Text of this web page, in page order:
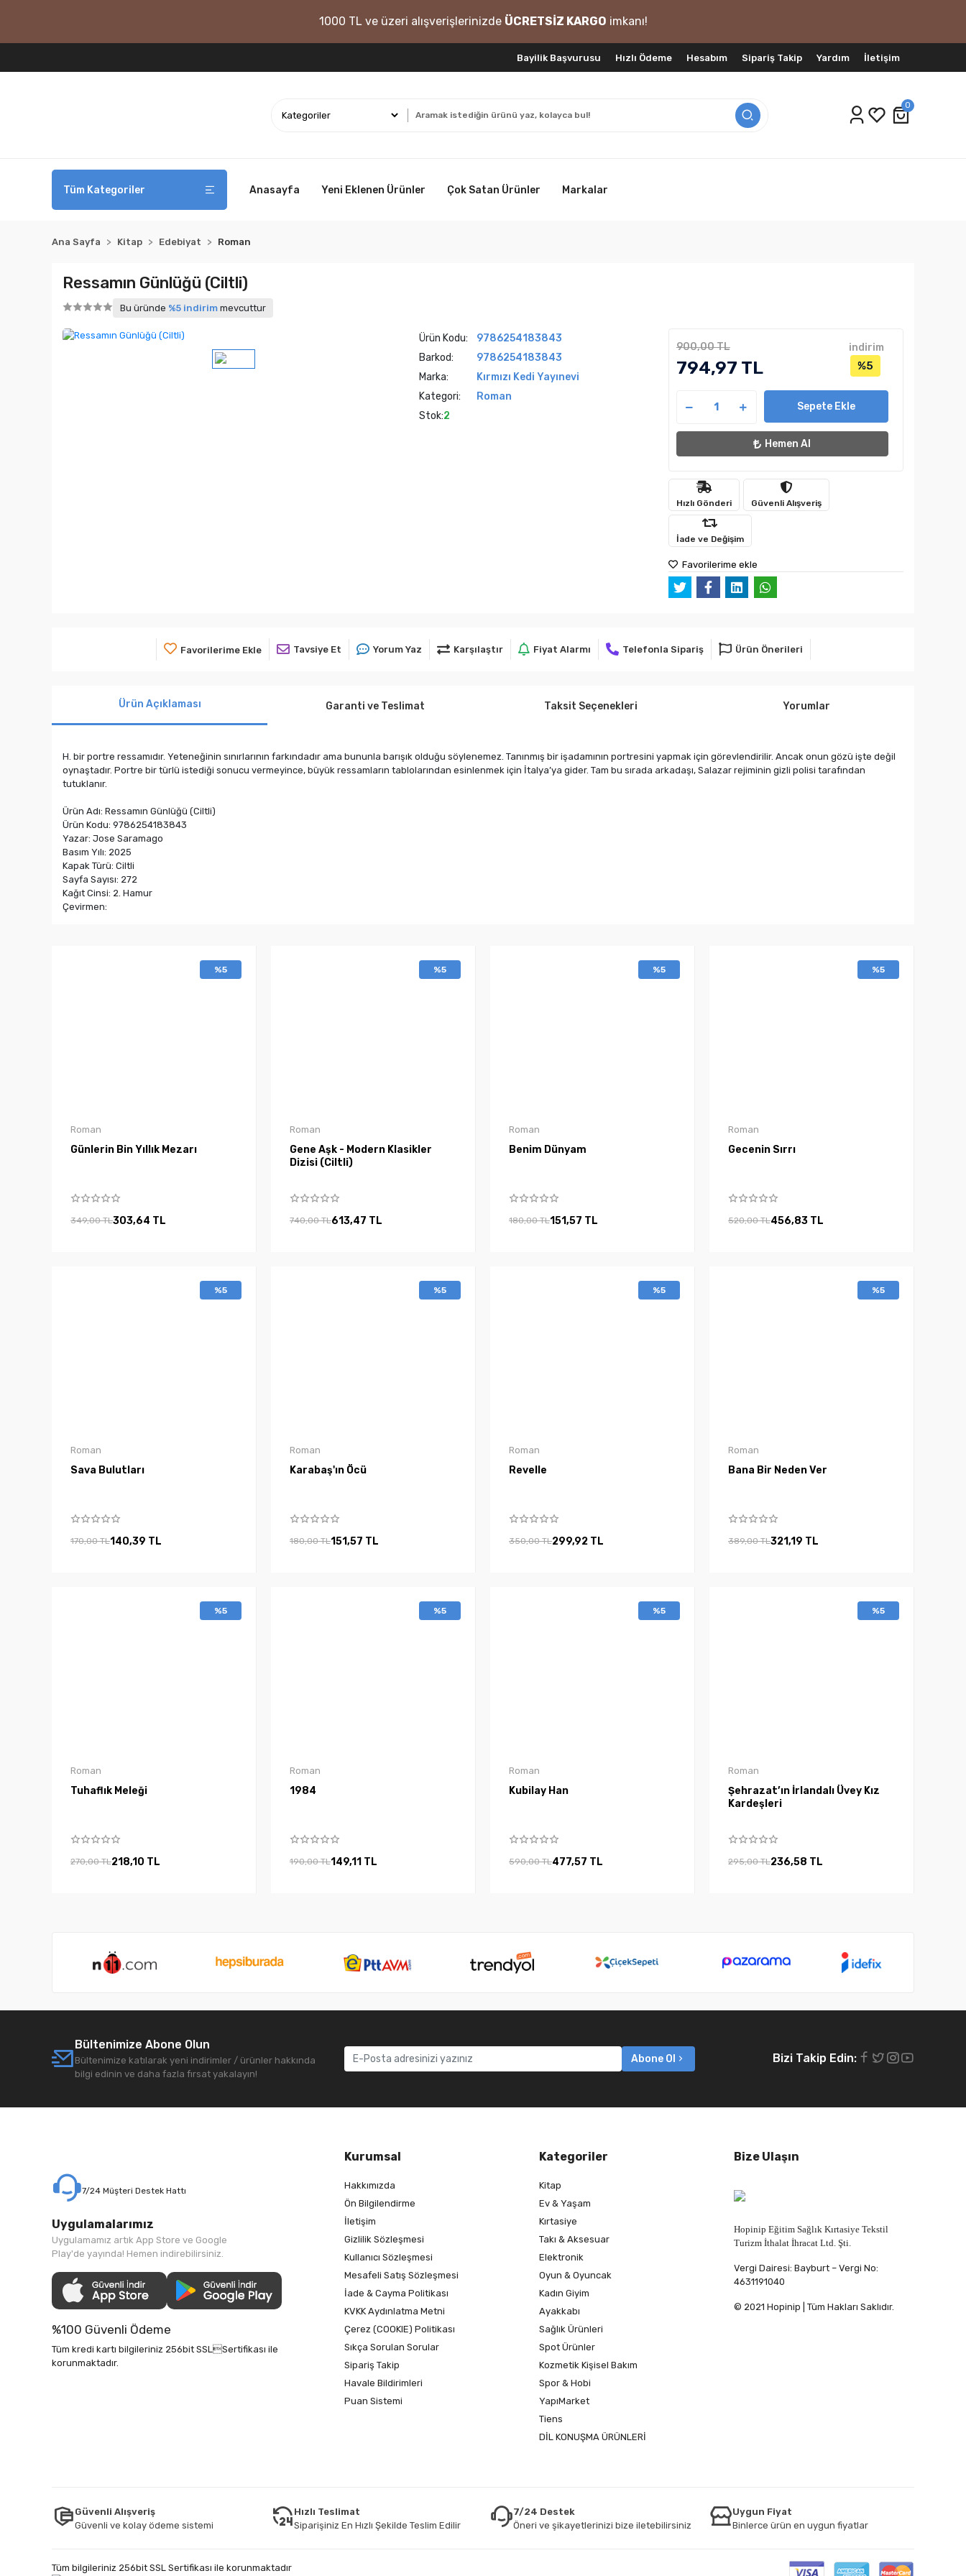
1000 TL ve üzeri alışverişlerinizde ÜCRETSİZ KARGO imkanı!
Bayilik Başvurusu Hızlı Ödeme Hesabım Sipariş Takip Yardım İletişim
0
Tüm Kategoriler Anasayfa Yeni Eklenen Ürünler Çok Satan Ürünler Markalar
Ana Sayfa Kitap Edebiyat Roman
Ressamın Günlüğü (Ciltli)
Bu üründe %5 indirim mevcuttur
Ürün Kodu:
9786254183843
Barkod:
9786254183843
Marka:
Kırmızı Kedi Yayınevi
Kategori:
Roman
Stok:2
900,00 TL
794,97 TL
indirim
%5
Sepete Ekle
Hemen Al
Hızlı Gönderi Güvenli Alışveriş
İade ve Değişim
Favorilerime ekle
Favorilerime Ekle Tavsiye Et Yorum Yaz Karşılaştır Fiyat Alarmı Telefonla Sipariş Ürün Önerileri
Ürün Açıklaması Garanti ve Teslimat Taksit Seçenekleri Yorumlar
H. bir portre ressamıdır. Yeteneğinin sınırlarının farkındadır ama bununla barışık olduğu söylenemez. Tanınmış bir işadamının portresini yapmak için görevlendirilir. Ancak onun gözü işte değil
oynaştadır. Portre bir türlü istediği sonucu vermeyince, büyük ressamların tablolarından esinlenmek için İtalya’ya gider. Tam bu sırada arkadaşı, Salazar rejiminin gizli polisi tarafından
tutuklanır.
Ürün Adı: Ressamın Günlüğü (Ciltli)
Ürün Kodu: 9786254183843
Yazar: Jose Saramago
Basım Yılı: 2025
Kapak Türü: Ciltli
Sayfa Sayısı: 272
Kağıt Cinsi: 2. Hamur
Çevirmen:
%5
Roman
Günlerin Bin Yıllık Mezarı
349,00 TL303,64 TL
%5
Roman
Gene Aşk - Modern Klasikler
Dizisi (Ciltli)
740,00 TL613,47 TL
%5
Roman
Benim Dünyam
180,00 TL151,57 TL
%5
Roman
Gecenin Sırrı
520,00 TL456,83 TL
%5
Roman
Sava Bulutları
170,00 TL140,39 TL
%5
Roman
Karabaş'ın Öcü
180,00 TL151,57 TL
%5
Roman
Revelle
350,00 TL299,92 TL
%5
Roman
Bana Bir Neden Ver
389,00 TL321,19 TL
%5
Roman
Tuhaflık Meleği
270,00 TL218,10 TL
%5
Roman
1984
190,00 TL149,11 TL
%5
Roman
Kubilay Han
590,00 TL477,57 TL
%5
Roman
Şehrazat’ın İrlandalı Üvey Kız
Kardeşleri
295,00 TL236,58 TL
Bültenimize Abone Olun
Bültenimize katılarak yeni indirimler / ürünler hakkında
bilgi edinin ve daha fazla fırsat yakalayın!
Abone Ol Bizi Takip Edin:
7/24 Müşteri Destek Hattı
Uygulamalarımız
Uygulamamız artık App Store ve Google
Play'de yayında! Hemen indirebilirsiniz.
%100 Güvenli Ödeme
Tüm kredi kartı bilgileriniz 256bit SSLSertifikası ile
korunmaktadır.
Kurumsal
Hakkımızda
Ön Bilgilendirme
İletişim
Gizlilik Sözleşmesi
Kullanıcı Sözleşmesi
Mesafeli Satış Sözleşmesi
İade & Cayma Politikası
KVKK Aydınlatma Metni
Çerez (COOKIE) Politikası
Sıkça Sorulan Sorular
Sipariş Takip
Havale Bildirimleri
Puan Sistemi
Kategoriler
Kitap
Ev & Yaşam
Kırtasiye
Takı & Aksesuar
Elektronik
Oyun & Oyuncak
Kadın Giyim
Ayakkabı
Sağlık Ürünleri
Spot Ürünler
Kozmetik Kişisel Bakım
Spor & Hobi
YapıMarket
Tiens
DİL KONUŞMA ÜRÜNLERİ
Bize Ulaşın
Hopinip Eğitim Sağlık Kırtasiye Tekstil
Turizm İthalat İhracat Ltd. Şti.
Vergi Dairesi: Bayburt – Vergi No:
4631191040
© 2021 Hopinip | Tüm Hakları Saklıdır.
Güvenli Alışveriş
Güvenli ve kolay ödeme sistemi
Hızlı Teslimat
Siparişiniz En Hızlı Şekilde Teslim Edilir
7/24 Destek
Öneri ve şikayetlerinizi bize iletebilirsiniz
Uygun Fiyat
Binlerce ürün en uygun fiyatlar
Tüm bilgileriniz 256bit SSL Sertifikası ile korunmaktadır